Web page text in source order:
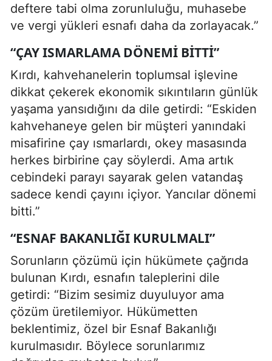
deftere tabi olma zorunluluğu, muhasebe
ve vergi yükleri esnafı daha da zorlayacak.”
“ÇAY ISMARLAMA DÖNEMI BITTI”
Kırdı, kahvehanelerin toplumsal işlevine
dikkat çekerek ekonomik sıkıntıların günlük
yaşama yansıdığını da dile getirdi: “Eskiden
kahvehaneye gelen bir müşteri yanındaki
misafirine çay ısmarlardı, okey masasında
herkes birbirine çay söylerdi. Ama artık
cebindeki parayı sayarak gelen vatandaş
sadece kendi çayını içiyor. Yancılar dönemi
bitti.”
“ESNAF BAKANLIĞI KURULMALI”
Sorunların çözümü için hükümete çağrıda
bulunan Kırdı, esnafın taleplerini dile
getirdi: “Bizim sesimiz duyuluyor ama
çözüm üretilemiyor. Hükümetten
beklentimiz, özel bir Esnaf Bakanlığı
kurulmasıdır. Böylece sorunlarımız